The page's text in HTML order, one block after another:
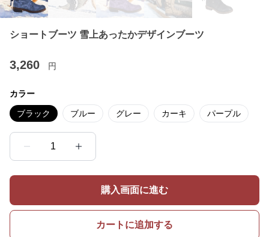
ショートブーツ 雪上あったかデザインブーツ
3,260 円
カラー
ブラック ブルー グレー カーキ パープル
1
購入画面に進む
カートに追加する